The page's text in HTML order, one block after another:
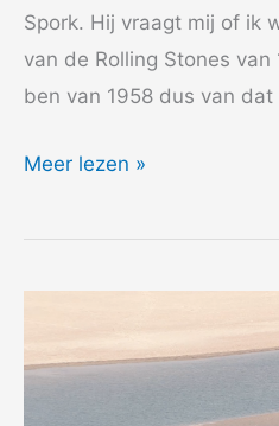
Spork. Hij vraagt mij of ik
van de Rolling Stones
ben van 1958 dus van
2012
Story
Meer lezen »